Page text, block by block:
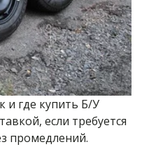
и где купить Б/У
если требуется
промедлений.